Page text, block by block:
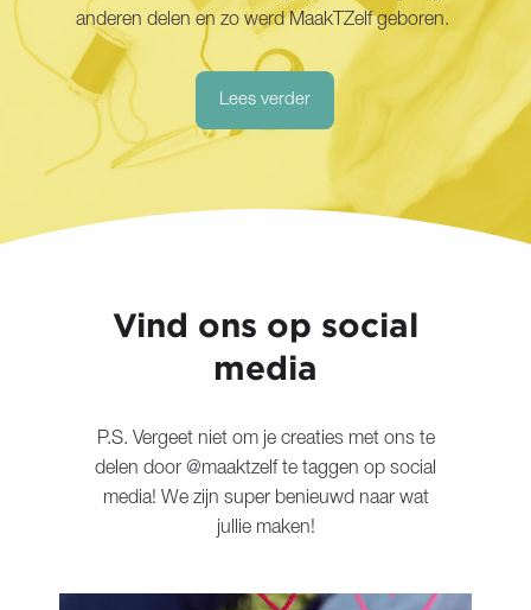
anderen delen en zo werd MaakTZelf geboren.
Lees verder
Vind ons op social
media
P.S. Vergeet niet om je creaties met ons te
delen door @maaktzelf te taggen op social
media! We zijn super benieuwd naar wat
jullie maken!